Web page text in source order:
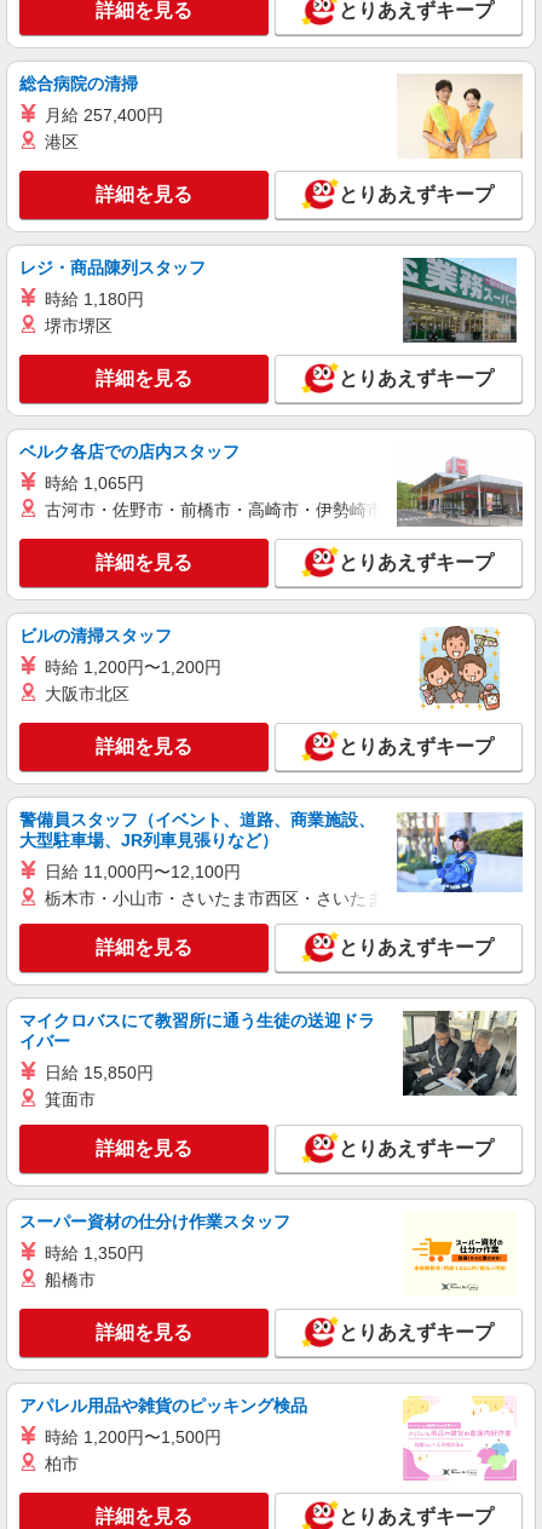
詳細を見る とりあえずキープ
総合病院の清掃
月給 257,400円
港区
詳細を見る とりあえずキープ
レジ・商品陳列スタッフ
時給 1,180円
堺市堺区
詳細を見る とりあえずキープ
ベルク各店での店内スタッフ
時給 1,065円
古河市・佐野市・前橋市・高崎市・伊勢崎市・太田市・館林市
詳細を見る とりあえずキープ
ビルの清掃スタッフ
時給 1,200円〜1,200円
大阪市北区
詳細を見る とりあえずキープ
警備員スタッフ（イベント、道路、商業施設、
大型駐車場、JR列車見張りなど）
日給 11,000円〜12,100円
栃木市・小山市・さいたま市西区・さいたま市岩槻区・久喜市・
詳細を見る とりあえずキープ
マイクロバスにて教習所に通う生徒の送迎ドラ
イバー
日給 15,850円
箕面市
詳細を見る とりあえずキープ
スーパー資材の仕分け作業スタッフ
時給 1,350円
船橋市
詳細を見る とりあえずキープ
アパレル用品や雑貨のピッキング検品
時給 1,200円〜1,500円
柏市
詳細を見る とりあえずキープ